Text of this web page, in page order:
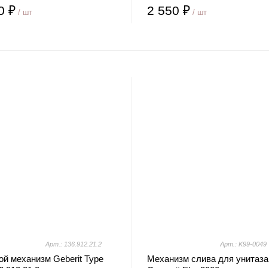
₽ / шт 2 550 ₽/ шт
Арт.: 136.912.21.2
механизм Geberit Type
Арт.: K99-0049
Механизм слива для унитаза